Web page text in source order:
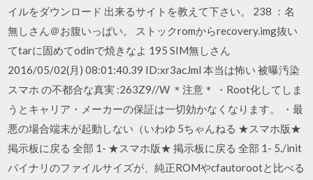
イルをダウンロード 出来るサイトを教えて下さい。 238 ：名
無しさん＠お腹いっぱい。 ストックromからrecovery.img抜い
てtarに固めてodinで焼きなよ 195 SIM無しさん
2016/05/02(月) 08:01:40.39 ID:xr3acJml 本当は怖い 被曝汚染
スマホ の不都合な真実 :263Z9//W ＊注意＊ ・Root化してしま
うとキャリア・メーカーの保証は一切効かなくなります。 ・最
悪の場合端末が起動しない（いわゆ 5ちゃんねる ★スマホ版★
掲示板に戻る 全部 1- ★スマホ版★ 掲示板に戻る 全部 1- 5./init
バイナリのファイルサイズが、純正ROMやcfautorootと比べる